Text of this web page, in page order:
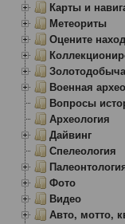
Карты и
Метеориты
Оцените
Военная
Вопросы
Археология
Дайвинг
Спелеология
Фото
Видео
Авто, мотто,